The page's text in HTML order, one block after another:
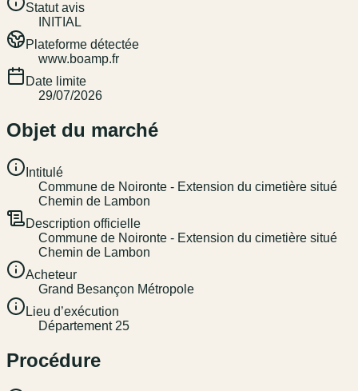
Statut avis
INITIAL
Plateforme détectée
www.boamp.fr
Date limite
29/07/2026
Objet du marché
Intitulé
Commune de Noironte - Extension du cimetière situé
Chemin de Lambon
Description officielle
Commune de Noironte - Extension du cimetière situé
Chemin de Lambon
Acheteur
Grand Besançon Métropole
Lieu d’exécution
Département 25
Procédure